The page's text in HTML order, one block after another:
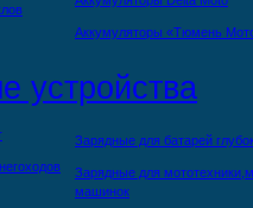
Аккумуляторы «Тюмень
устройства
Зарядные для батарей
Зарядные для
машинок